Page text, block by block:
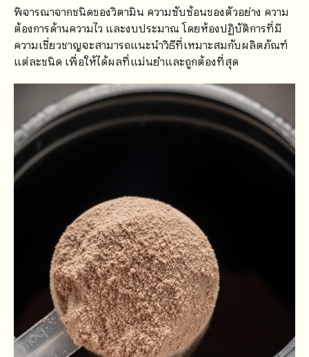
พิจารณาจากชนิดของวิตามิน ความซับซ้อนของตัวอย่าง ความ
ต้องการด้านความไว และงบประมาณ โดยห้องปฏิบัติการที่มี
ความเชี่ยวชาญจะสามารถแนะนำวิธีที่เหมาะสมกับผลิตภัณฑ์
แต่ละชนิด เพื่อให้ได้ผลที่แม่นยำและถูกต้องที่สุด